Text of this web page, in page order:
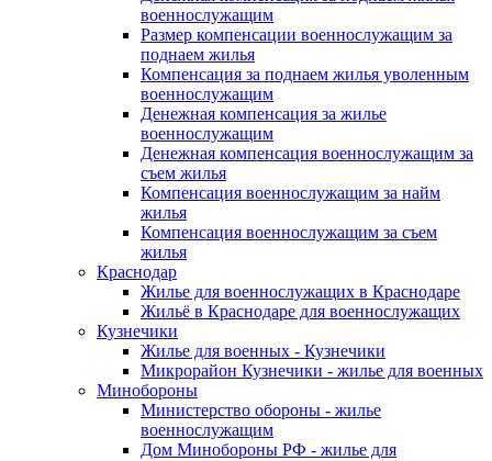
военнослужащим
Размер компенсации военнослужащим за
поднаем жилья
Компенсация за поднаем жилья уволенным
военнослужащим
Денежная компенсация за жилье
военнослужащим
Денежная компенсация военнослужащим за
съем жилья
Компенсация военнослужащим за найм
жилья
Компенсация военнослужащим за съем
жилья
Краснодар
Жилье для военнослужащих в Краснодаре
Жильё в Краснодаре для военнослужащих
Кузнечики
Жилье для военных - Кузнечики
Микрорайон Кузнечики - жилье для военных
Минобороны
Министерство обороны - жилье
военнослужащим
Дом Минобороны РФ - жилье для